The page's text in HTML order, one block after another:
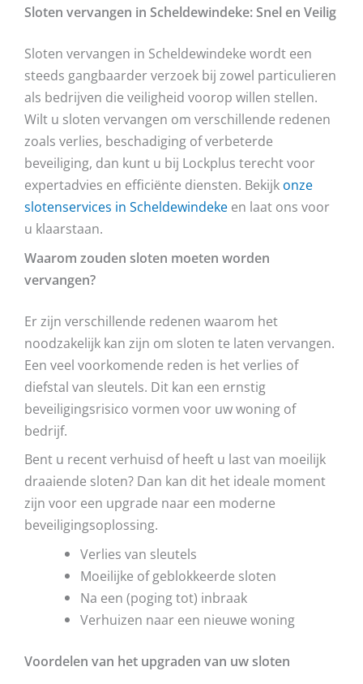
Sloten vervangen in Scheldewindeke: Snel en Veilig
Sloten vervangen in Scheldewindeke wordt een
steeds gangbaarder verzoek bij zowel particulieren
als bedrijven die veiligheid voorop willen stellen.
Wilt u sloten vervangen om verschillende redenen
zoals verlies, beschadiging of verbeterde
beveiliging, dan kunt u bij Lockplus terecht voor
expertadvies en efficiënte diensten. Bekijk onze
slotenservices in Scheldewindeke en laat ons voor
u klaarstaan.
Waarom zouden sloten moeten worden
vervangen?
Er zijn verschillende redenen waarom het
noodzakelijk kan zijn om sloten te laten vervangen.
Een veel voorkomende reden is het verlies of
diefstal van sleutels. Dit kan een ernstig
beveiligingsrisico vormen voor uw woning of
bedrijf.
Bent u recent verhuisd of heeft u last van moeilijk
draaiende sloten? Dan kan dit het ideale moment
zijn voor een upgrade naar een moderne
beveiligingsoplossing.
Verlies van sleutels
Moeilijke of geblokkeerde sloten
Na een (poging tot) inbraak
Verhuizen naar een nieuwe woning
Voordelen van het upgraden van uw sloten